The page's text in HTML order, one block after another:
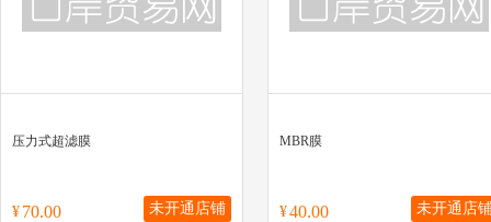
压力式超滤膜
¥ 70.00 未开通店铺
MBR膜
¥40.00 未开通店